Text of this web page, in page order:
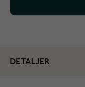
DETALJER